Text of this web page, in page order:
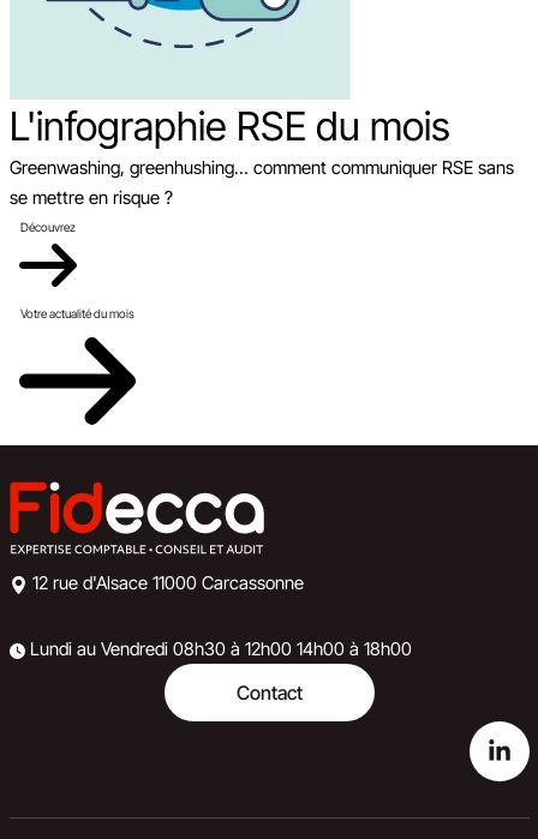
L'infographie RSE du mois
Greenwashing, greenhushing… comment communiquer RSE sans
se mettre en risque ?
Découvrez
Votre actualité du mois
12 rue d'Alsace 11000 Carcassonne
Lundi au Vendredi 08h30 à 12h00 14h00 à 18h00
Contact